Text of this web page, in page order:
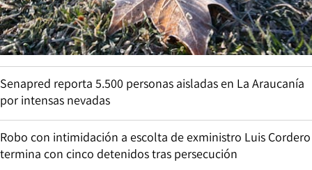
Senapred reporta 5.500 personas aisladas en La Araucanía
por intensas nevadas
Robo con intimidación a escolta de exministro Luis Cordero
termina con cinco detenidos tras persecución